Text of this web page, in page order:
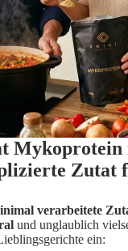
Mykoprotein
Zutat
verarbeitete
und unglaublich
ein: